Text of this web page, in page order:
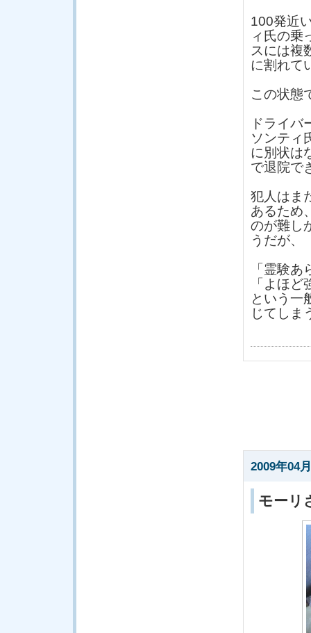
100発近
ィ氏の乗
スには複
に割れて
この状態
ドライバ
ソンティ
に別状は
で退院で
犯人はま
あるため
のが難し
うだが、
「霊験
「よほ
という一
じてしま
2009年04
モーリ